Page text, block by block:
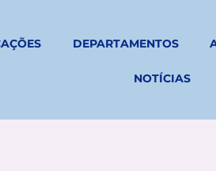
DEPARTAMENTOS
NOTÍCIAS